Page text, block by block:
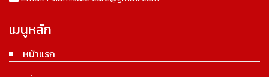
เมนูหลัก
หน้าแรก